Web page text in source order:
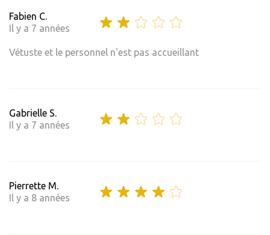
Fabien C.
Il y a 7 années
Vétuste et le personnel n'est pas accueillant
Gabrielle S.
Il y a 7 années
Pierrette M.
Il y a 8 années